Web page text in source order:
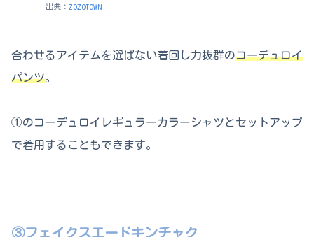
出典： ZOZOTOWN
合わせるアイテムを選ばない着回し力抜群のコーデュロイ
パンツ。
①のコーデュロイレギュラーカラーシャツとセットアップ
で着用することもできます。
③フェイクスエードキンチャク